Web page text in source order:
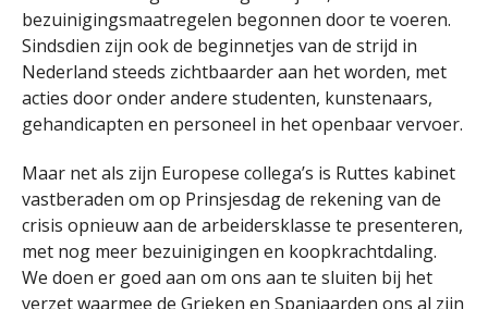
bezuinigingsmaatregelen begonnen door te voeren.
Sindsdien zijn ook de beginnetjes van de strijd in
Nederland steeds zichtbaarder aan het worden, met
acties door onder andere studenten, kunstenaars,
gehandicapten en personeel in het openbaar vervoer.
Maar net als zijn Europese collega’s is Ruttes kabinet
vastberaden om op Prinsjesdag de rekening van de
crisis opnieuw aan de arbeidersklasse te presenteren,
met nog meer bezuinigingen en koopkrachtdaling.
We doen er goed aan om ons aan te sluiten bij het
verzet waarmee de Grieken en Spanjaarden ons al zijn